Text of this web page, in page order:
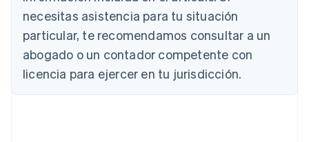
necesitas asistencia para tu situación
particular, te recomendamos consultar a un
abogado o un contador competente con
licencia para ejercer en tu jurisdicción.
Austria
DeutschEnglish
Bélgica
Brasil
PortuguêsEnglish